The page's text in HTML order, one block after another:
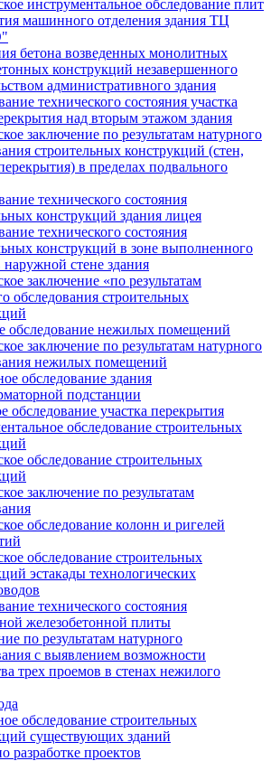
инструментальное обследование плит
машинного отделения здания ТЦ
бетона возведенных монолитных
конструкций незавершенного
административного здания
технического состояния участка
над вторым этажом здания
заключение по результатам натурного
строительных конструкций (стен,
в пределах подвального
технического состояния
конструкций здания лицея
технического состояния
конструкций в зоне выполненного
наружной стене здания
заключение «по результатам
обследования строительных
обследование нежилых помещений
заключение по результатам натурного
нежилых помещений
обследование здания
подстанции
обследование участка перекрытия
обследование строительных
обследование строительных
заключение по результатам
обследование колонн и ригелей
обследование строительных
эстакады технологических
технического состояния
железобетонной плиты
по результатам натурного
с выявлением возможности
трех проемов в стенах нежилого
обследование строительных
существующих зданий
разработке проектов